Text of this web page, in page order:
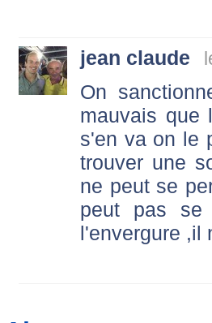
jean claude
On
mauvais que
s'en va on le
trouver une
ne peut se
peut pas
l'envergure ,il